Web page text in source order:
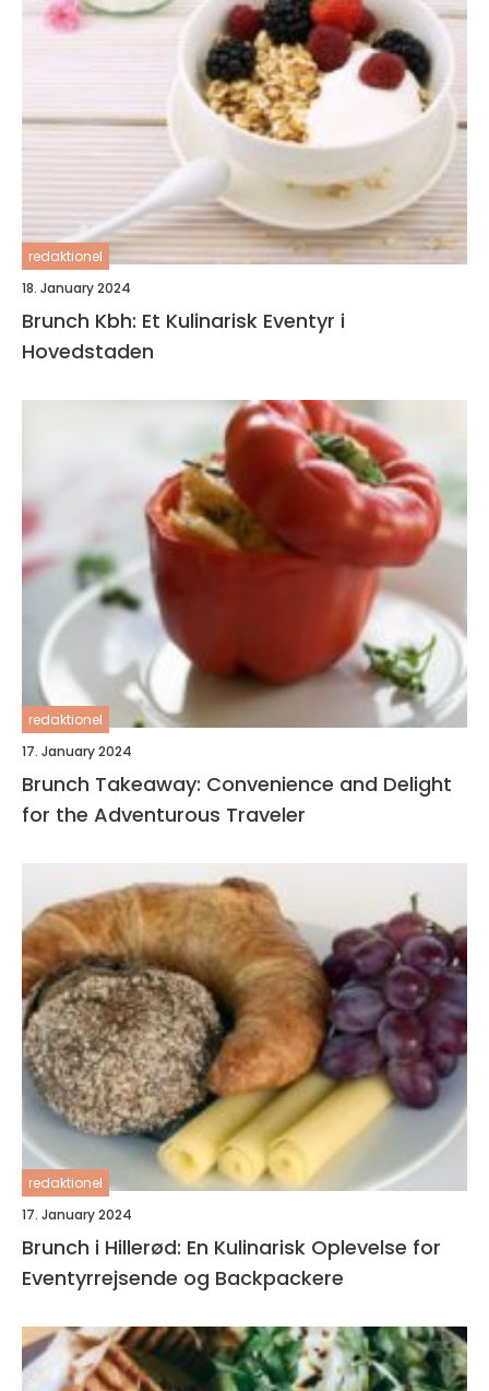
redaktionel
18. January 2024
Brunch Kbh: Et Kulinarisk Eventyr i
Hovedstaden
redaktionel
17. January 2024
Brunch Takeaway: Convenience and Delight
for the Adventurous Traveler
redaktionel
17. January 2024
Brunch i Hillerød: En Kulinarisk Oplevelse for
Eventyrrejsende og Backpackere